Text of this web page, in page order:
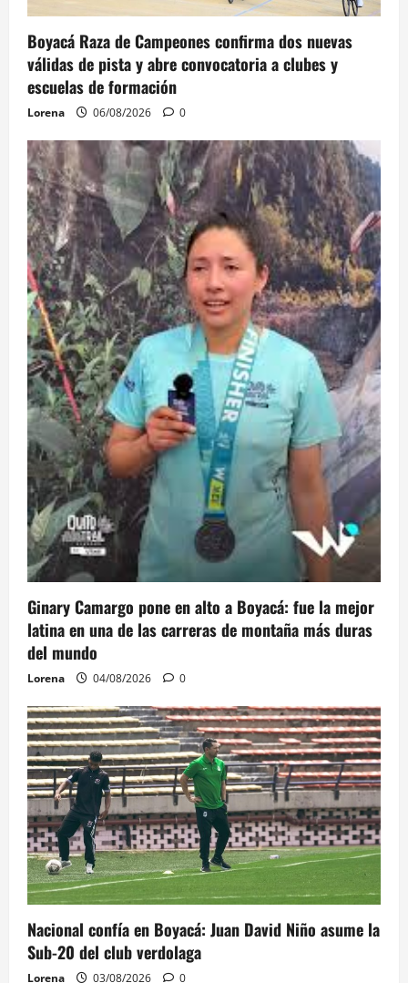
Boyacá Raza de Campeones confirma dos nuevas
válidas de pista y abre convocatoria a clubes y
escuelas de formación
Lorena 06/08/2026 0
Ginary Camargo pone en alto a Boyacá: fue la mejor
latina en una de las carreras de montaña más duras
del mundo
Lorena 04/08/2026 0
Nacional confía en Boyacá: Juan David Niño asume la
Sub-20 del club verdolaga
Lorena 03/08/2026 0